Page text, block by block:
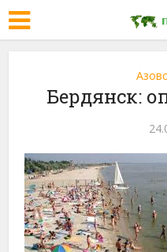
Бердянск: